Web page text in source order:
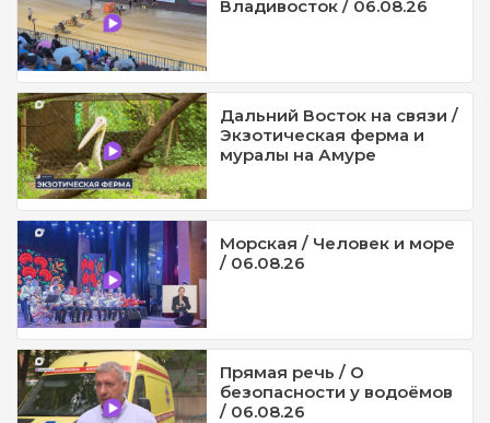
Владивосток / 06.08.26
Дальний Восток на связи /
Экзотическая ферма и
муралы на Амуре
Морская / Человек и море
/ 06.08.26
Прямая речь / О
безопасности у водоёмов
/ 06.08.26